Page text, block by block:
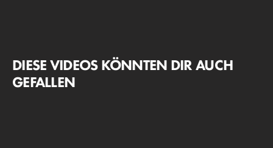
DIESE VIDEOS KÖNNTEN DIR AUCH
GEFALLEN